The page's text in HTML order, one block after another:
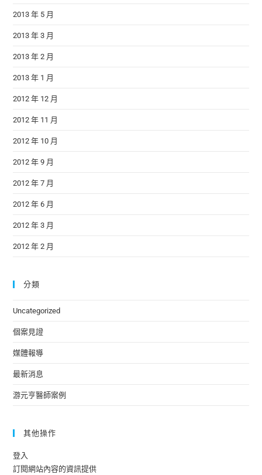
2013 年 5 月
2013 年 3 月
2013 年 2 月
2013 年 1 月
2012 年 12 月
2012 年 11 月
2012 年 10 月
2012 年 9 月
2012 年 7 月
2012 年 6 月
2012 年 3 月
2012 年 2 月
分類
Uncategorized
個案見證
媒體報導
最新消息
游元亨醫師案例
其他操作
登入
訂閱網站內容的資訊提供